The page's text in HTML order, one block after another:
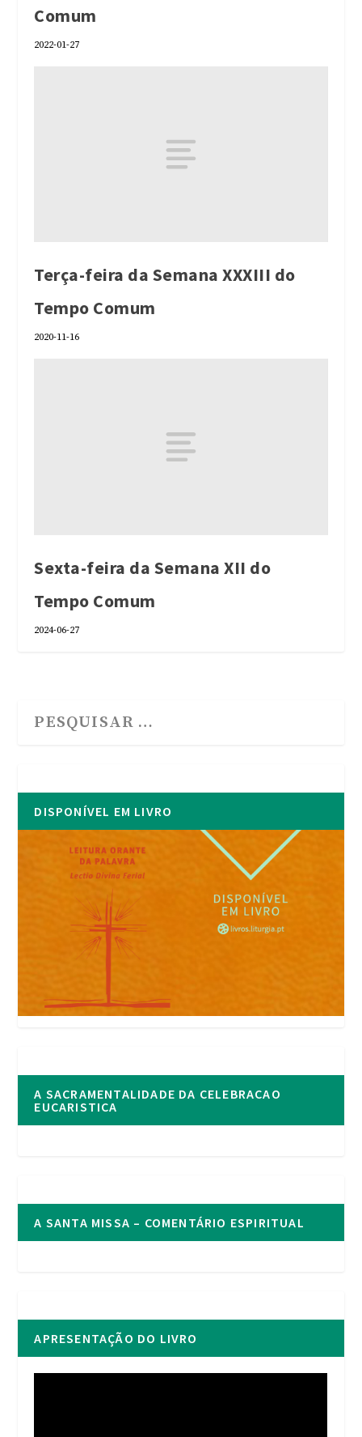
Comum
2022-01-27
Terça-feira da Semana XXXIII do
Tempo Comum
2020-11-16
Sexta-feira da Semana XII do
Tempo Comum
2024-06-27
DISPONÍVEL EM LIVRO
A SACRAMENTALIDADE DA CELEBRACAO
EUCARISTICA
A SANTA MISSA – COMENTÁRIO ESPIRITUAL
APRESENTAÇÃO DO LIVRO